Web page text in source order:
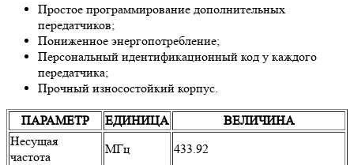
Простое программирование дополнительных
передатчиков;
Пониженное энергопотребление;
Персональный идентификационный код у каждого
передатчика;
Прочный износостойкий корпус.
ПАРАМЕТР ЕДИНИЦА
ВЕЛИЧИНА
Несущая
частота
МГц 433.92